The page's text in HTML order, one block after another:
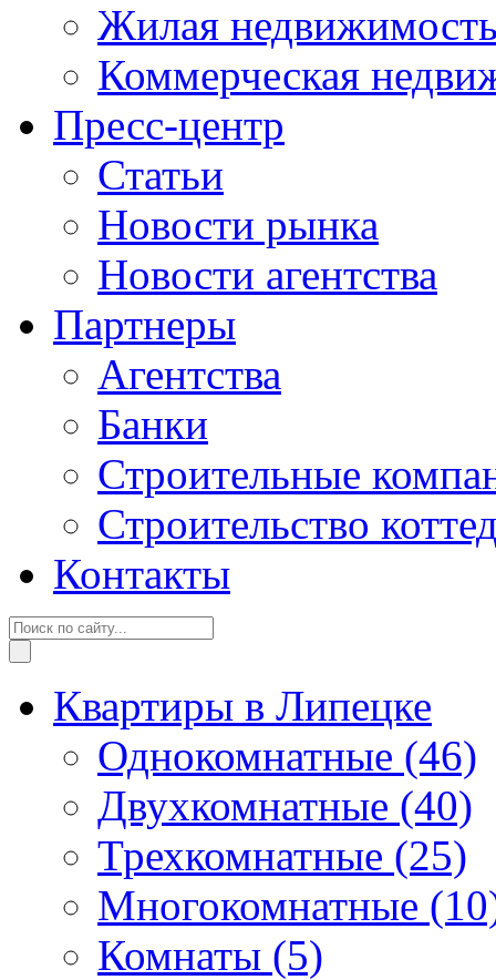
Жилая
Коммерческая
Пресс-центр
Статьи
Новости рынка
Новости агентства
Партнеры
Агентства
Банки
Строительные
Строительство
Контакты
Квартиры в Липецке
Однокомнатные (46)
Двухкомнатные (40)
Трехкомнатные (25)
Многокомнатные
Комнаты (5)